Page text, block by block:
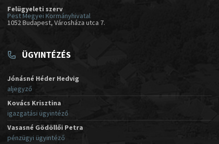
Felügyeleti szerv
Pest Megyei Kormányhivatal
1052 Budapest, Városháza utca 7.
ÜGYINTÉZÉS
Jónásné Héder Hedvig
aljegyző
Kovács Krisztina
igazgatási ügyintéző
Vasasné Gödöllői Petra
pénzügyi ügyintéző